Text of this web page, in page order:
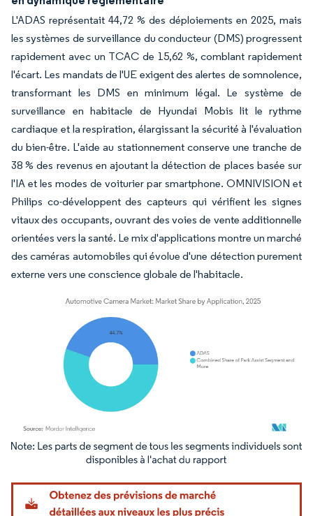
L'ADAS représentait 44,72 % des déploiements en 2025, mais
les systèmes de surveillance du conducteur (DMS) progressent
rapidement avec un TCAC de 15,62 %, comblant rapidement
l'écart. Les mandats de l'UE exigent des alertes de somnolence,
transformant les DMS en minimum légal. Le système de
surveillance en habitacle de Hyundai Mobis lit le rythme
cardiaque et la respiration, élargissant la sécurité à l'évaluation
du bien-être. L'aide au stationnement conserve une tranche de
38 % des revenus en ajoutant la détection de places basée sur
l'IA et les modes de voiturier par smartphone. OMNIVISION et
Philips co-développent des capteurs qui vérifient les signes
vitaux des occupants, ouvrant des voies de vente additionnelle
orientées vers la santé. Le mix d'applications montre un marché
des caméras automobiles qui évolue d'une détection purement
externe vers une conscience globale de l'habitacle.
Image © Mordor Intelligence. La réutilisation nécessite une attribution sous CC BY